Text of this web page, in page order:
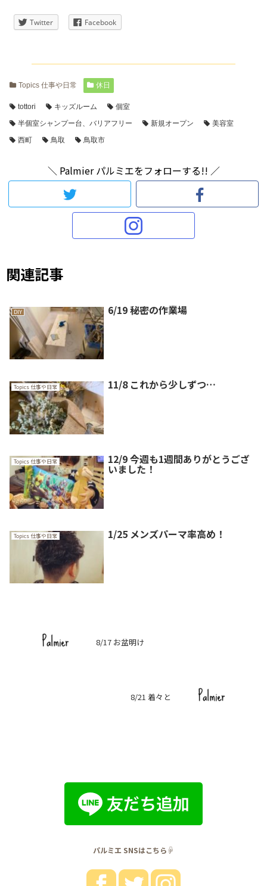
Twitter Facebook
Topics 仕事や日常 休日
tottori キッズルーム
個室
半個室シャンプー台、バリアフリー
新規オープン
美容室
西町
鳥取 鳥取市
＼ Palmier パルミエをフォローする!! ／
関連記事
DIY 6/19 秘密の作業場
Topics 仕事や日常 11/8 これから少しずつ…
Topics 仕事や日常 12/9 今週も1週間ありがとうござ
いました！
Topics 仕事や日常 1/25 メンズパーマ率高め！
8/17 お盆明け
8/21 着々と
パルミエ SNSはこちら☟